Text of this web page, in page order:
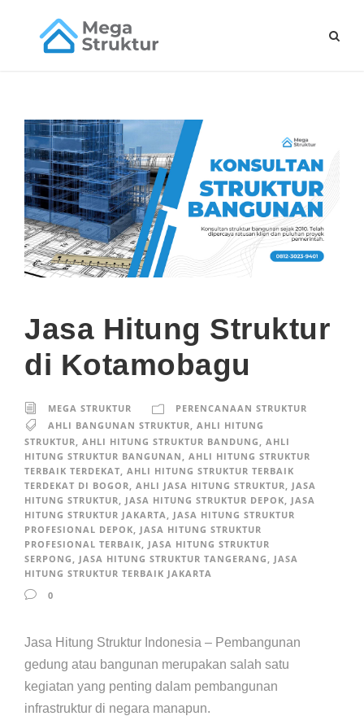
Jasa Hitung Struktur
di Kotamobagu
MEGA STRUKTUR
PERENCANAAN STRUKTUR
AHLI BANGUNAN STRUKTUR, AHLI HITUNG
STRUKTUR AHLI HITUNG STRUKTUR BANDUNG
AHLI
HITUNG STRUKTUR BANGUNAN
AHLI HITUNG STRUKTUR
TERBAIK TERDEKAT AHLI HITUNG STRUKTUR TERBAIK
TERDEKAT DI BOGOR AHLI JASA HITUNG STRUKTUR
JASA
HITUNG STRUKTUR
JASA HITUNG STRUKTUR DEPOK
JASA
HITUNG STRUKTUR JAKARTA
JASA HITUNG STRUKTUR
PROFESIONAL DEPOK
JASA HITUNG STRUKTUR
PROFESIONAL TERBAIK
JASA HITUNG STRUKTUR
SERPONG
JASA HITUNG STRUKTUR TANGERANG
JASA
HITUNG STRUKTUR TERBAIK JAKARTA
0
Jasa Hitung Struktur Indonesia – Pembangunan
gedung atau bangunan merupakan salah satu
kegiatan yang penting dalam pembangunan
infrastruktur di negara manapun.